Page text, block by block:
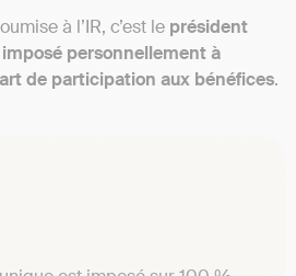
à l’IR, c’est le président
personnellement à
de participation aux bénéfices.